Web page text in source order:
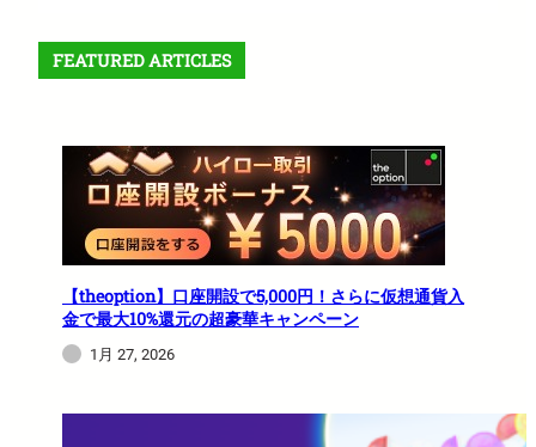
FEATURED ARTICLES
【theoption】口座開設で5,000円！さらに仮想通貨入
金で最大10%還元の超豪華キャンペーン
1月 27, 2026